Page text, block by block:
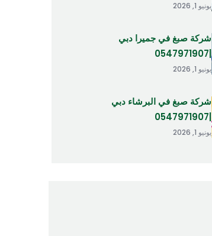
يونيو 1, 2026
شركة صبغ في جميرا دبي
يونيو 1, 2026
شركة صبغ في البرشاء دبي
يونيو 1, 2026